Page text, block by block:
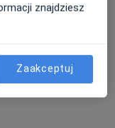
Ból biodra
znajdziesz
Zaakceptuj